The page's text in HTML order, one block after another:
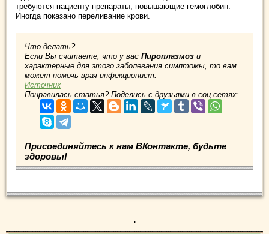
требуются пациенту препараты, повышающие гемоглобин.
Иногда показано переливание крови.
Что делать?
Если Вы считаете, что у вас Пироплазмоз и
характерные для этого заболевания симптомы, то вам
может помочь врач инфекционист.
Источник
Понравилась статья? Поделись с друзьями в соц.сетях:
Присоединяйтесь к нам ВКонтакте, будьте
здоровы!
.